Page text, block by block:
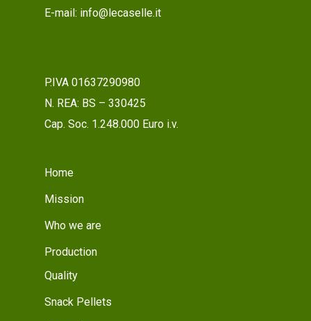
E-mail: info@lecaselle.it
P.IVA 01637290980
N. REA: BS – 330425
Cap. Soc. 1.248.000 Euro i.v.
Home
Mission
Who we are
Production
Quality
Snack Pellets